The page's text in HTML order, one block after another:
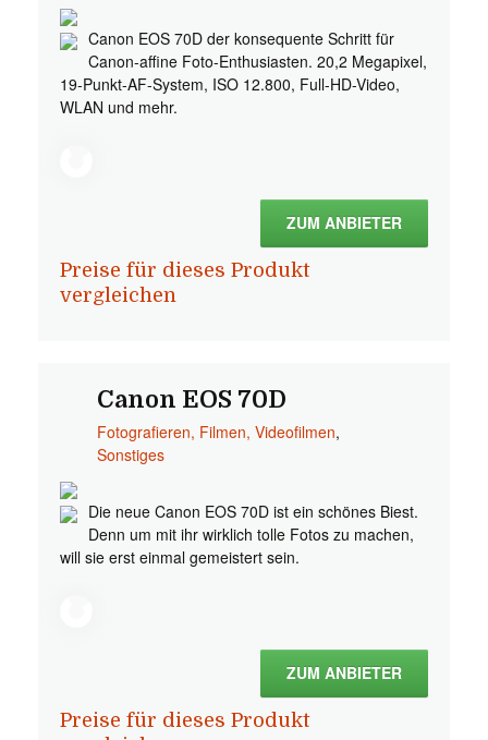
Canon EOS 70D der konsequente Schritt für
Canon-affine Foto-Enthusiasten. 20,2 Megapixel,
19-Punkt-AF-System, ISO 12.800, Full-HD-Video,
WLAN und mehr.
ZUM ANBIETER
Preise für dieses Produkt
vergleichen
Canon EOS 70D
Fotografieren, Filmen, Videofilmen,
Sonstiges
Die neue Canon EOS 70D ist ein schönes Biest.
Denn um mit ihr wirklich tolle Fotos zu machen,
will sie erst einmal gemeistert sein.
ZUM ANBIETER
Preise für dieses Produkt